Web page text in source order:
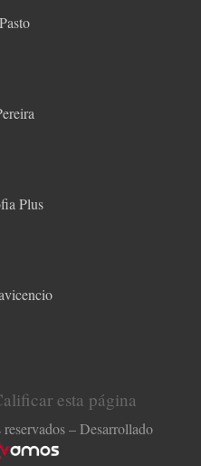
Plus
esta página
– Desarrollado